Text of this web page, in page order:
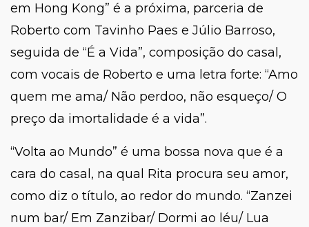
em Hong Kong” é a próxima, parceria de
Roberto com Tavinho Paes e Júlio Barroso,
seguida de “É a Vida”, composição do casal,
com vocais de Roberto e uma letra forte: “Amo
quem me ama/ Não perdoo, não esqueço/ O
preço da imortalidade é a vida”.
“Volta ao Mundo” é uma bossa nova que é a
cara do casal, na qual Rita procura seu amor,
como diz o título, ao redor do mundo. “Zanzei
num bar/ Em Zanzibar/ Dormi ao léu/ Lua